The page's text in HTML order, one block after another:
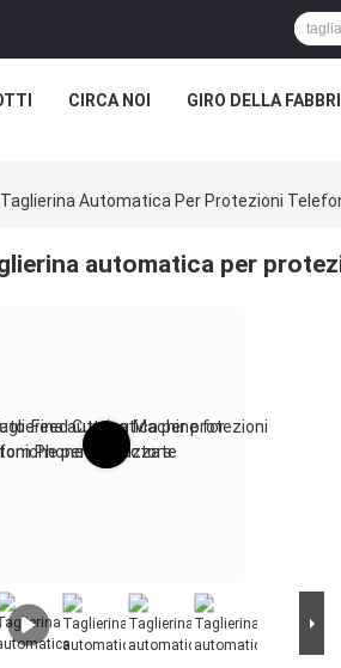
CIRCA NOI GIRO DELLA
Taglierina Automatica Per Protezioni
automatica per